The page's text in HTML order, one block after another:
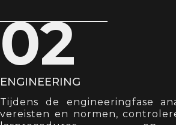
02
ENGINEERING
Tijdens de engineeringfase
vereisten en normen,